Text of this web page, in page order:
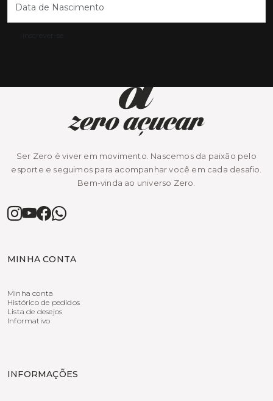
Ser Zero é viver em movimento. Nascemos da paixão pelo
esporte e seguimos para acompanhar você em cada desafio.
Bem-vinda ao universo Zero.
MINHA CONTA
Minha conta
Histórico de pedidos
Lista de desejos
Informativo
INFORMAÇÕES